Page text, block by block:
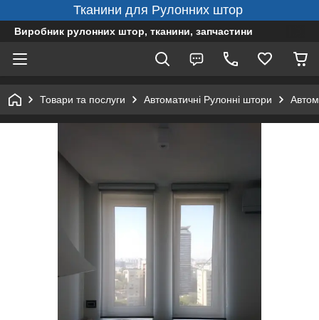
Тканини для Рулонних штор
Виробник рулонних штор, тканини, запчастини
Товари та послуги Автоматичні Рулонні штори